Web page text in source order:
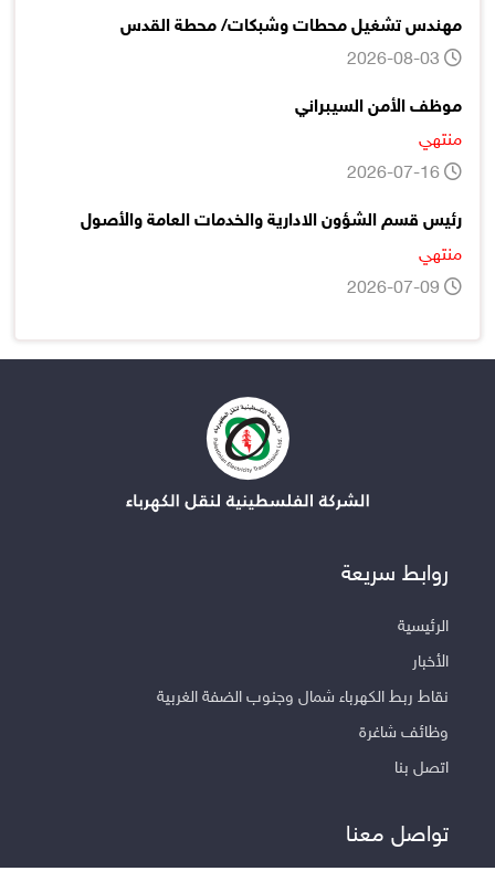
مهندس تشغيل محطات وشبكات/ محطة القدس
موظف الأمن السيبراني
منتهي
رئيس قسم الشؤون الادارية والخدمات العامة والأصول
منتهي
روابط سريعة
الرئيسية
الأخبار
نقاط ربط الكهرباء شمال وجنوب الضفة الغربية
وظائف شاغرة
اتصل بنا
تواصل معنا